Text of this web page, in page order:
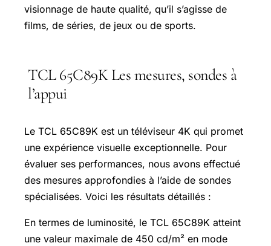
visionnage de haute qualité, qu’il s’agisse de
films, de séries, de jeux ou de sports.
TCL 65C89K Les mesures, sondes à
l’appui
Le TCL 65C89K est un téléviseur 4K qui promet
une expérience visuelle exceptionnelle. Pour
évaluer ses performances, nous avons effectué
des mesures approfondies à l’aide de sondes
spécialisées. Voici les résultats détaillés :
En termes de luminosité, le TCL 65C89K atteint
une valeur maximale de 450 cd/m² en mode